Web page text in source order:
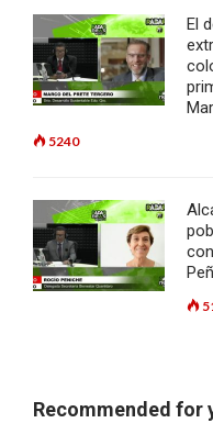
El
5240
Recommended for